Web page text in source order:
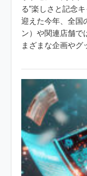
る”楽しさと記念
迎えた今年、全国
ン）や関連店舗で
まざまな企画や